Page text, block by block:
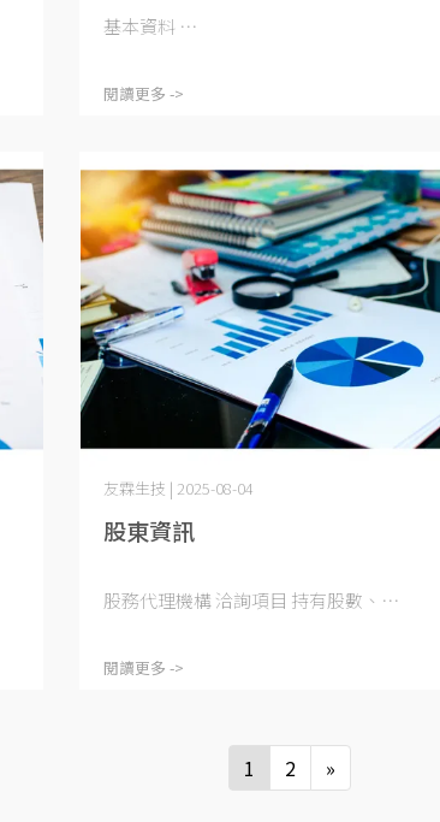
基本資料 ⋯
閱讀更多 ->
股東資訊
友霖生技 | 2025-08-04
股務代理機構 洽詢項目 持有股數、⋯
閱讀更多 ->
1 2 »